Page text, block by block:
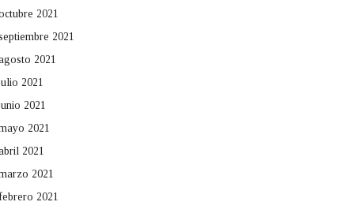
2021
2021
2021
2021
2021
2021
2021
2021
2021